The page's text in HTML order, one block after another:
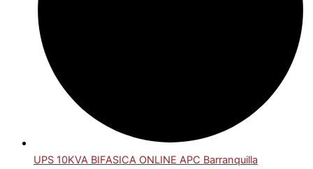
UPS 10KVA BIFASICA ONLINE APC Barranquilla